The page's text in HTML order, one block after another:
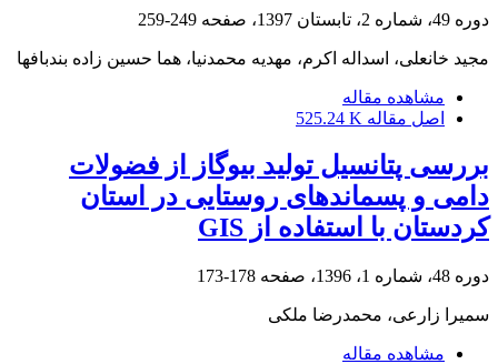
دوره 49، شماره 2، تابستان 1397، صفحه 249-259
مجید خانعلی، اسداله اکرم، مهدیه محمدنیا، هما حسین زاده بندبافها
مشاهده مقاله
اصل مقاله 525.24 K
بررسی پتانسیل تولید بیوگاز از فضولات
دامی و پسماندهای روستایی در استان
کردستان با استفاده از GIS
دوره 48، شماره 1، 1396، صفحه 178-173
سمیرا زارعی، محمدرضا ملکی
مشاهده مقاله